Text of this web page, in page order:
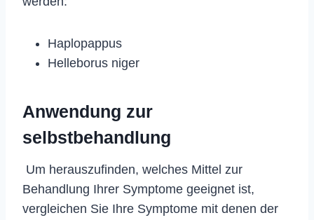
Haplopappus
Helleborus niger
Anwendung zur
selbstbehandlung
Um herauszufinden, welches Mittel zur
Behandlung Ihrer Symptome geeignet ist,
vergleichen Sie Ihre Symptome mit denen der